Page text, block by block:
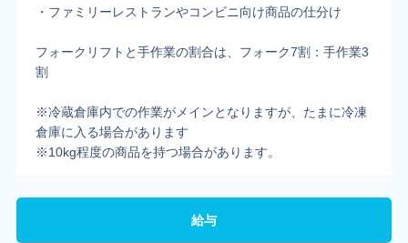
・ファミリーレストランやコンビニ向け商品の仕分け
フォークリフトと手作業の割合は、フォーク7割：手作業3
割
※冷蔵倉庫内での作業がメインとなりますが、たまに冷凍
倉庫に入る場合があります
※10kg程度の商品を持つ場合があります。
給与